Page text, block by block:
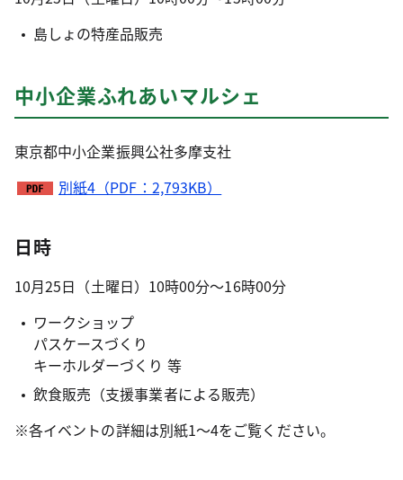
島しょの特産品販売
中小企業ふれあいマルシェ
東京都中小企業振興公社多摩支社
別紙4（PDF：2,793KB）
日時
10月25日（土曜日）10時00分～16時00分
ワークショップ
パスケースづくり
キーホルダーづくり 等
飲食販売（支援事業者による販売）
※各イベントの詳細は別紙1～4をご覧ください。